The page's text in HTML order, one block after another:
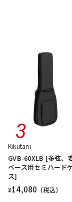
Kikutani
GVB-60XLB [多弦、
ベース用セミハード
ス]
¥14,080 （税込）